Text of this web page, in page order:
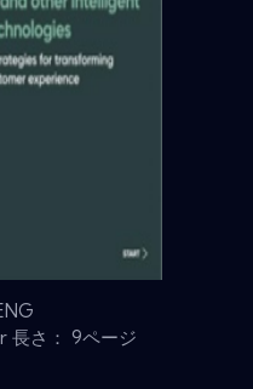
長さ： 9ページ